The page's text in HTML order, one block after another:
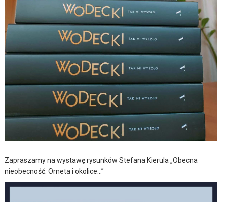
Zapraszamy na wystawę rysunków Stefana Kierula „Obecna
nieobecność. Orneta i okolice…”